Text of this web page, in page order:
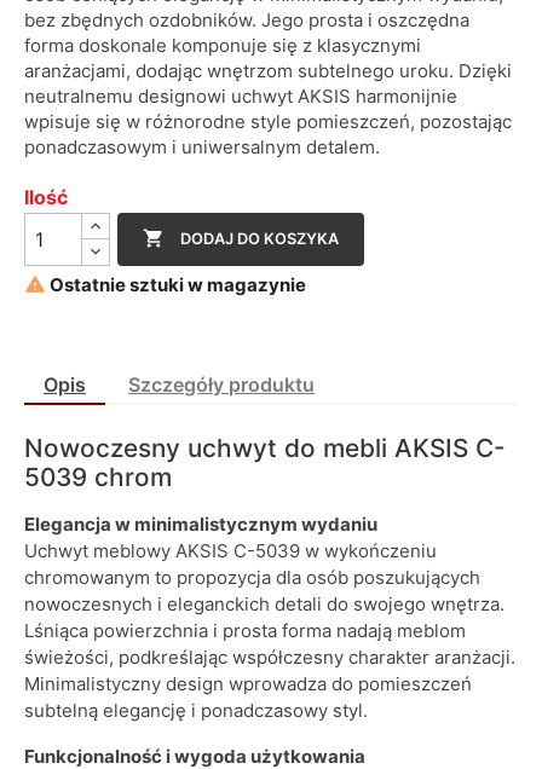
bez zbędnych ozdobników. Jego prosta i oszczędna
forma doskonale komponuje się z klasycznymi
aranżacjami, dodając wnętrzom subtelnego uroku. Dzięki
neutralnemu designowi uchwyt AKSIS harmonijnie
wpisuje się w różnorodne style pomieszczeń, pozostając
ponadczasowym i uniwersalnym detalem.
Ilość
 DODAJ DO KOSZYKA
 Ostatnie sztuki w magazynie
Opis Szczegóły produktu
Nowoczesny uchwyt do mebli AKSIS C-
5039 chrom
Elegancja w minimalistycznym wydaniu
Uchwyt meblowy AKSIS C-5039 w wykończeniu
chromowanym to propozycja dla osób poszukujących
nowoczesnych i eleganckich detali do swojego wnętrza.
Lśniąca powierzchnia i prosta forma nadają meblom
świeżości, podkreślając współczesny charakter aranżacji.
Minimalistyczny design wprowadza do pomieszczeń
subtelną elegancję i ponadczasowy styl.
Funkcjonalność i wygoda użytkowania